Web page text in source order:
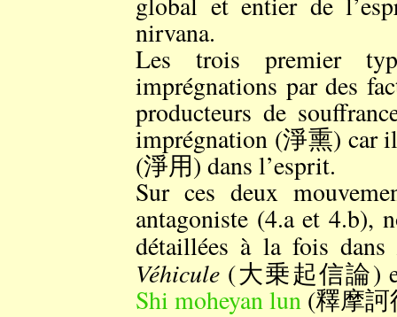
nirvana.
Les trois premier
imprégnations par des
producteurs de
imprégnation (淨熏) car
(淨用) dans l’esprit.
Sur ces deux
antagoniste (4.a et 4.b),
détaillées à la fois dans
Véhicule (大乗起信論)
Shi moheyan lun (釋摩